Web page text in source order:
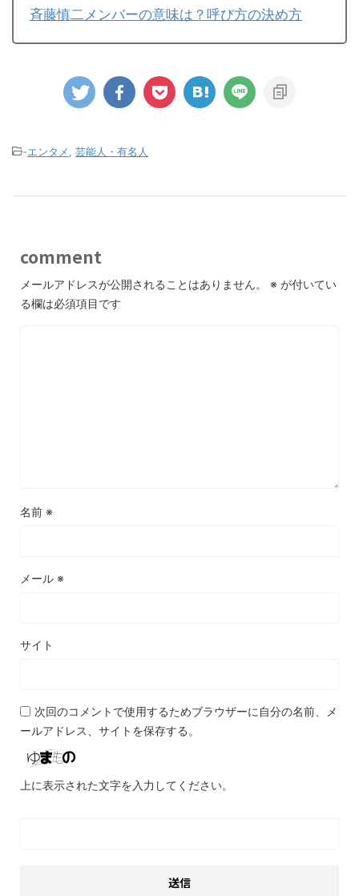
斉藤慎二メンバーの意味は？呼び方の決め方
-エンタメ, 芸能人・有名人
comment
メールアドレスが公開されることはありません。 ※ が付いてい
る欄は必須項目です
名前 ※
メール ※
サイト
次回のコメントで使用するためブラウザーに自分の名前、メ
ールアドレス、サイトを保存する。
上に表示された文字を入力してください。